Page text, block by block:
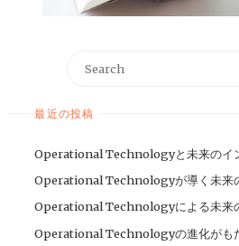
最近の投稿
Operational Technologyと未来のイ
Operational Technologyが導く未来
Operational Technologyによる未来
Operational Technologyの進化がも